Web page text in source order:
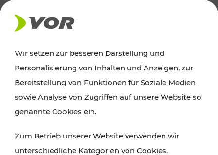
AKTUELLES
Ausflugstipps
Wien, Niederösterreich und das Burgenland
Wanderungen, Kultur und Gastronomie,
Radtouren oder purer Naturgenuss – viele
Wir setzen zur besseren Darstellung und
Personalisierung von Inhalten und Anzeigen, zur
Bereitstellung von Funktionen für Soziale Medien
sowie Analyse von Zugriffen auf unsere Website so
genannte Cookies ein.
Zum Betrieb unserer Website verwenden wir
unterschiedliche Kategorien von Cookies.